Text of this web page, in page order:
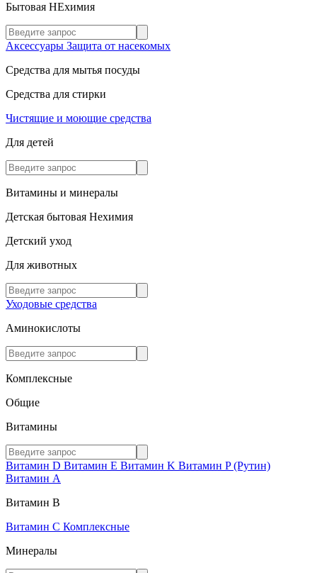
Бытовая НЕхимия
Аксессуары Защита от насекомых
Средства для мытья посуды
Средства для стирки
Чистящие и моющие средства
Для детей
Витамины и минералы
Детская бытовая Нехимия
Детский уход
Для животных
Уходовые средства
Аминокислоты
Комплексные
Общие
Витамины
Витамин D Витамин E Витамин K Витамин P (Рутин)
Витамин А
Витамин В
Витамин C Комплексные
Минералы